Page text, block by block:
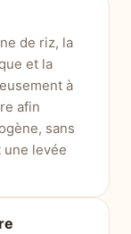
de riz, la
et la
à
afin
sans
une levée